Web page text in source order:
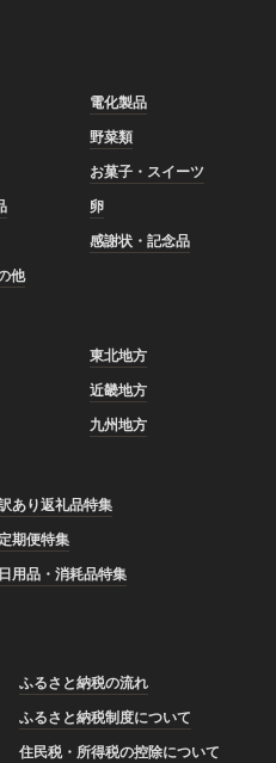
電化製品
野菜類
お菓子・スイーツ
卵
感謝状・記念品
他
東北地方
近畿地方
九州地方
あり返礼品特集
定期便特集
日用品・消耗品特集
ふるさと納税の流れ
ふるさと納税制度について
住民税・所得税の控除について